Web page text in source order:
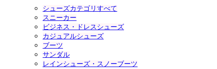
シューズカテゴリすべて
スニーカー
ビジネス・ドレスシューズ
カジュアルシューズ
ブーツ
サンダル
レインシューズ・スノーブーツ